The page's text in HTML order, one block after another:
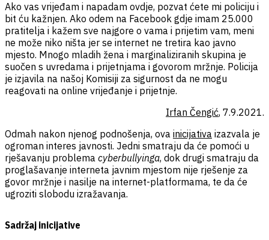
Ako vas vrijeđam i napadam ovdje, pozvat ćete mi policiju i
bit ću kažnjen. Ako odem na Facebook gdje imam 25.000
pratitelja i kažem sve najgore o vama i prijetim vam, meni
ne može niko ništa jer se internet ne tretira kao javno
mjesto. Mnogo mladih žena i marginaliziranih skupina je
suočen s uvredama i prijetnjama i govorom mržnje. Policija
je izjavila na našoj Komisiji za sigurnost da ne mogu
reagovati na online vrijeđanje i prijetnje.
Irfan Čengić, 7.9.2021.
Odmah nakon njenog podnošenja, ova inicijativa izazvala je
ogroman interes javnosti. Jedni smatraju da će pomoći u
rješavanju problema cyberbullyinga, dok drugi smatraju da
proglašavanje interneta javnim mjestom nije rješenje za
govor mržnje i nasilje na internet-platformama, te da će
ugroziti slobodu izražavanja.
Sadržaj inicijative